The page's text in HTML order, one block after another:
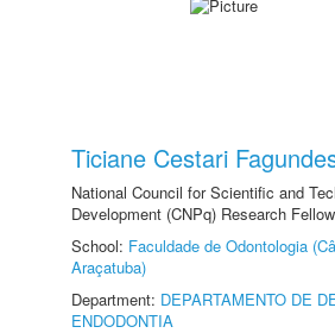
Ticiane Cestari
National Council for Scientific and
Development (CNPq) Research
School: Faculdade de Odontologia
Araçatuba)
Department: DEPARTAMENTO DE
ENDODONTIA